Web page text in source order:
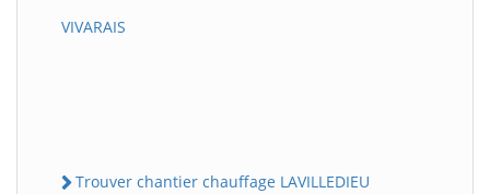
VIVARAIS
Trouver chantier chauffage LAVILLEDIEU